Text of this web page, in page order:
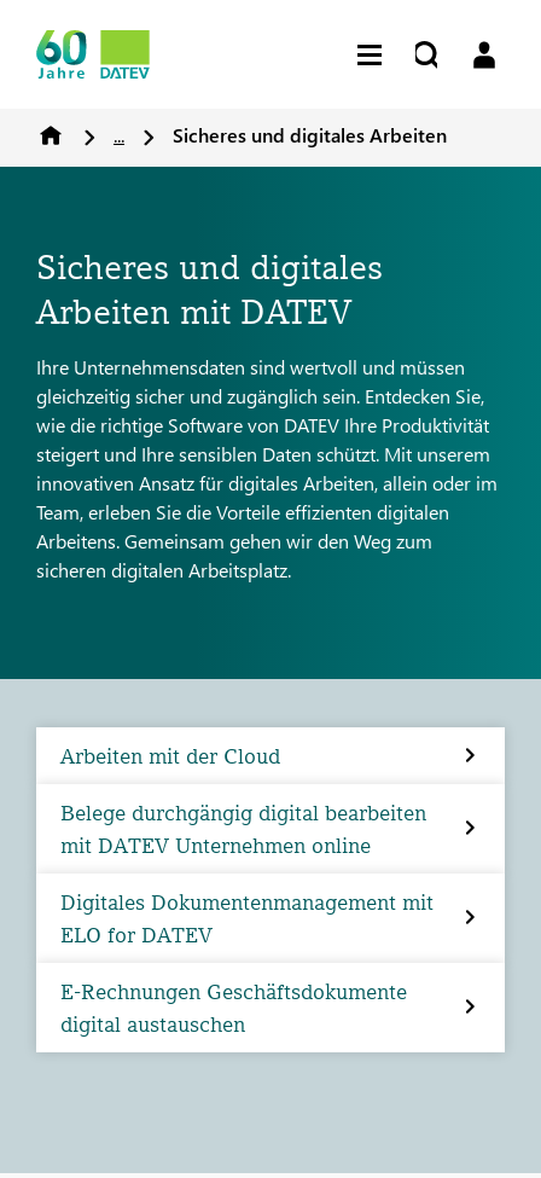
... Sicheres und digitales Arbeiten
Sicheres und digitales
Arbeiten mit DATEV
Ihre Unternehmensdaten sind wertvoll und müssen
gleichzeitig sicher und zugänglich sein. Entdecken Sie,
wie die richtige Software von DATEV Ihre Produktivität
steigert und Ihre sensiblen Daten schützt. Mit unserem
innovativen Ansatz für digitales Arbeiten, allein oder im
Team, erleben Sie die Vorteile effizienten digitalen
Arbeitens. Gemeinsam gehen wir den Weg zum
sicheren digitalen Arbeitsplatz.
Arbeiten mit der Cloud
Belege durchgängig digital bearbeiten
mit DATEV Unternehmen online
Digitales Dokumentenmanagement mit
ELO for DATEV
E-Rechnungen Geschäftsdokumente
digital austauschen